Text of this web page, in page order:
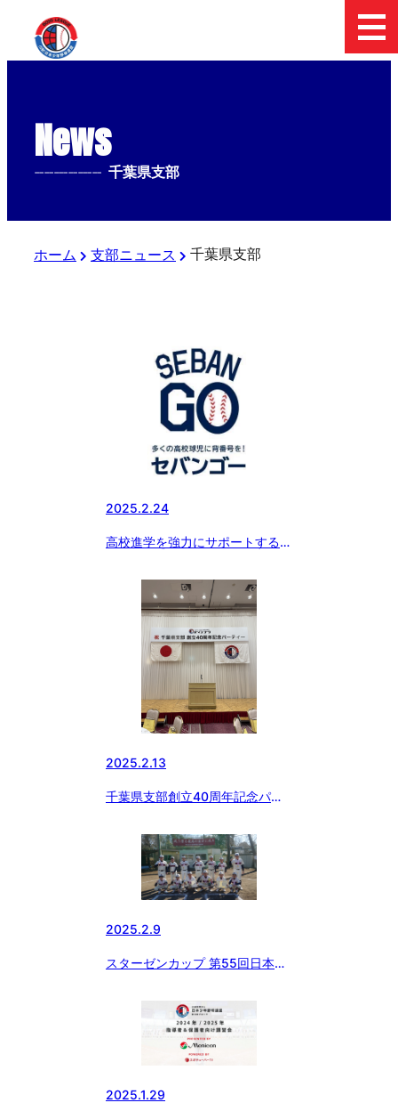
News
-------------- 千葉県支部
ホーム 支部ニュース 千葉県支部
2025.2.24
高校進学を強力にサポートする新
ゴー）に作新学院高 女子硬式野
球部、京都外大西高 女子硬式野
球部、つくば国際高 硬式野球部
女子部が新たに参加!!
2025.2.13
千葉県支部創立40周年記念パー
2025.2.9
スターゼンカップ 第55回日本少
2025.1.29